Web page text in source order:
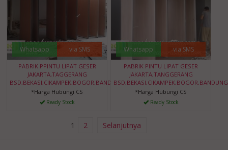
Whatsapp via SMS
PABRIK PPINTU LIPAT GESER
JAKARTA,TAGGERANG
BSD,BEKASI,CIKAMPEK,BOGOR,BANDUNG,BANTEN
*Harga Hubungi CS
Ready Stock
Whatsapp via SMS
PABRIK PINTU LIPAT GESER
JAKARTA,TANGGERANG
*Harga Hubungi CS
Ready Stock
1 2 Selanjutnya